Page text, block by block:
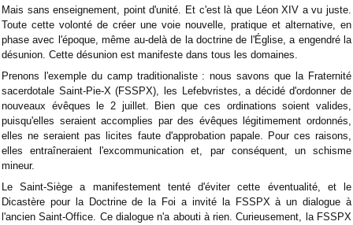
Mais sans enseignement, point d'unité. Et c'est là que Léon XIV a vu juste.
Toute cette volonté de créer une voie nouvelle, pratique et alternative, en
phase avec l'époque, même au-delà de la doctrine de l'Église, a engendré la
désunion. Cette désunion est manifeste dans tous les domaines.
Prenons l'exemple du camp traditionaliste : nous savons que la Fraternité
sacerdotale Saint-Pie-X (FSSPX), les Lefebvristes, a décidé d'ordonner de
nouveaux évêques le 2 juillet. Bien que ces ordinations soient valides,
puisqu'elles seraient accomplies par des évêques légitimement ordonnés,
elles ne seraient pas licites faute d'approbation papale. Pour ces raisons,
elles entraîneraient l'excommunication et, par conséquent, un schisme
mineur.
Le Saint-Siège a manifestement tenté d'éviter cette éventualité, et le
Dicastère pour la Doctrine de la Foi a invité la FSSPX à un dialogue à
l'ancien Saint-Office. Ce dialogue n'a abouti à rien. Curieusement, la FSSPX